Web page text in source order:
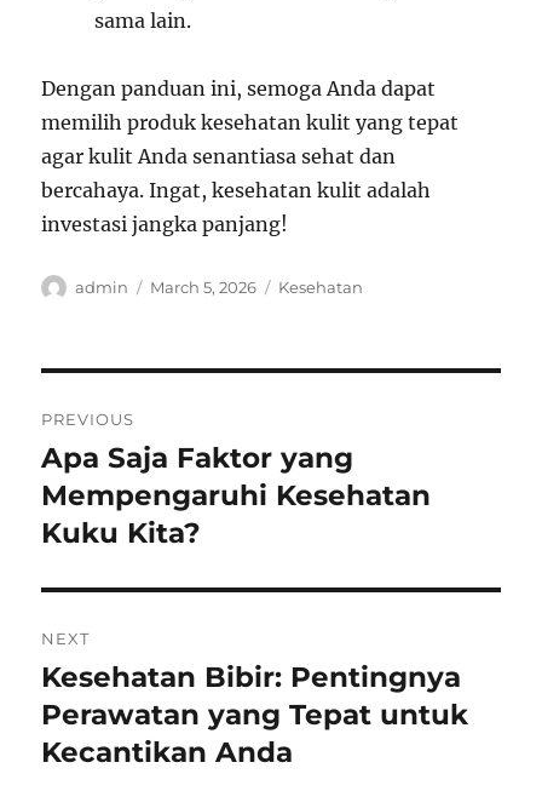
sama lain.
Dengan panduan ini, semoga Anda dapat
memilih produk kesehatan kulit yang tepat
agar kulit Anda senantiasa sehat dan
bercahaya. Ingat, kesehatan kulit adalah
investasi jangka panjang!
Author
admin
Posted
March 5, 2026 Categories
Kesehatan
navigation
PREVIOUS
Previous
post:
Apa Saja Faktor yang
Mempengaruhi Kesehatan
Kuku Kita?
NEXT
Next
post:
Kesehatan Bibir: Pentingnya
Perawatan yang Tepat untuk
Kecantikan Anda